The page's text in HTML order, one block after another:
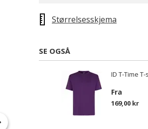
Størrelsesskjema
SE OGSÅ
ID T-Time
Fra
169,00 kr